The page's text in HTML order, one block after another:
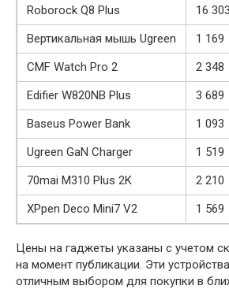
Roborock Q8 Plus
16 303
Вертикальная мышь Ugreen
1 169
CMF Watch Pro 2
2 348
Edifier W820NB Plus
3 689
Baseus Power Bank
1 093
Ugreen GaN Charger
1 519
70mai M310 Plus 2K
2 210
XPpen Deco Mini7 V2
1 569
Цены на гаджеты указаны с учетом
на момент публикации. Эти
отличным выбором для покупки в